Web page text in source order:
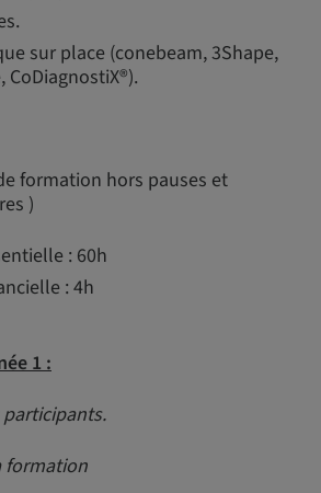
sur place (conebeam, 3Shape,
formation hors pauses et
)
: 60h
: 4h
1 :
participants.
formation